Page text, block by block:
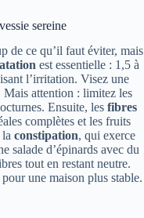
sereine
de ce qu’il faut éviter, mais
est essentielle : 1,5 à
l’irritation. Visez une
Mais attention : limitez les
Ensuite, les fibres
complètes et les fruits
la constipation, qui exerce
salade d’épinards avec du
tout en restant neutre.
une maison plus stable.